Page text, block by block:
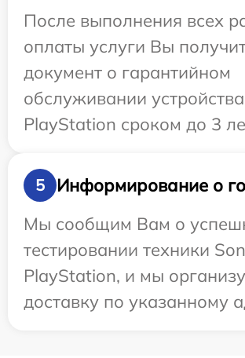
После выполнения всех
оплаты услуги Вы
документ о гарантийном
обслуживании
PlayStation сроком до 3
5
Информирование о
Мы сообщим Вам о
тестировании техники
PlayStation, и мы
доставку по указанному